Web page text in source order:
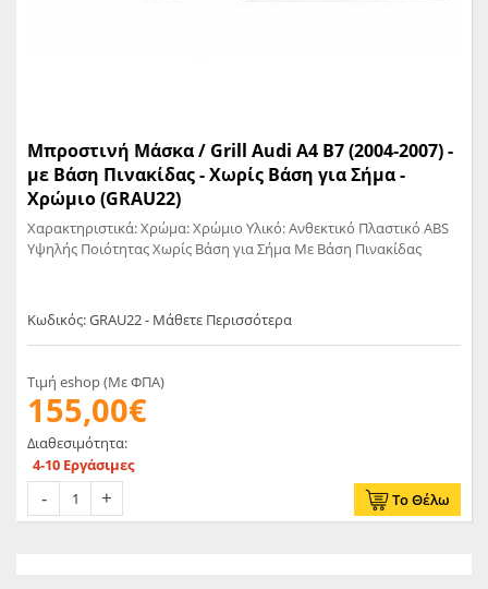
Μπροστινή Μάσκα / Grill Audi A4 B7 (2004-2007) -
με Βάση Πινακίδας - Χωρίς Βάση για Σήμα -
Χρώμιο (GRAU22)
Χαρακτηριστικά: Χρώμα: Χρώμιο Υλικό: Ανθεκτικό Πλαστικό ABS
Υψηλής Ποιότητας Χωρίς Βάση για Σήμα Με Βάση Πινακίδας
Κωδικός: GRAU22 - Μάθετε Περισσότερα
Τιμή eshop (Με ΦΠΑ)
155,00€
Διαθεσιμότητα:
4-10 Εργάσιμες
Το Θέλω